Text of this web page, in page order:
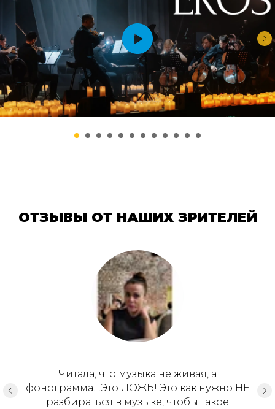
ОТЗЫВЫ ОТ НАШИХ ЗРИТЕЛЕЙ
Читала, что музыка не живая, а
фонограмма....Это ЛОЖЬ! Это как нужно НЕ
разбираться в музыке, чтобы такое